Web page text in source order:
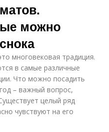
можно
многовековая традиция.
в самые различные
Что можно посадить
– важный вопрос,
целый ряд
чувствуют на его